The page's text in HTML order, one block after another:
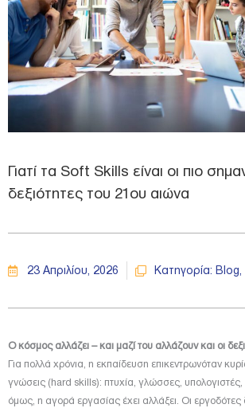
Γιατί τα Soft Skills είναι οι πιο
δεξιότητες του 21ου αιώνα
23 Απριλίου, 2026 Κατηγορία: Blog,
Ο κόσμος αλλάζει – και μαζί του αλλάζουν και οι
Για πολλά χρόνια, η εκπαίδευση επικεντρωνόταν
γνώσεις (hard skills): πτυχία, γλώσσες, υπολογιστές,
όμως, η αγορά εργασίας έχει αλλάξει. Οι εργοδότες